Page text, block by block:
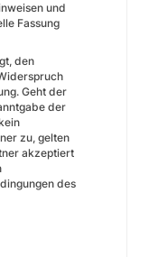
und
Fassung
den
Geht der
der
zu, gelten
akzeptiert
des